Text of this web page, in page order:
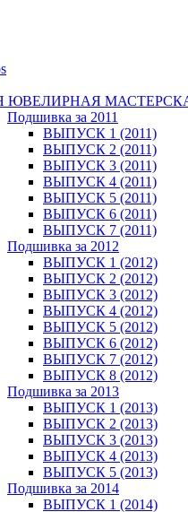
ЮВЕЛИРНАЯ
Подшивка за 2011
ВЫПУСК 1 (2011)
ВЫПУСК 2 (2011)
ВЫПУСК 3 (2011)
ВЫПУСК 4 (2011)
ВЫПУСК 5 (2011)
ВЫПУСК 6 (2011)
ВЫПУСК 7 (2011)
Подшивка за 2012
ВЫПУСК 1 (2012)
ВЫПУСК 2 (2012)
ВЫПУСК 3 (2012)
ВЫПУСК 4 (2012)
ВЫПУСК 5 (2012)
ВЫПУСК 6 (2012)
ВЫПУСК 7 (2012)
ВЫПУСК 8 (2012)
Подшивка за 2013
ВЫПУСК 1 (2013)
ВЫПУСК 2 (2013)
ВЫПУСК 3 (2013)
ВЫПУСК 4 (2013)
ВЫПУСК 5 (2013)
Подшивка за 2014
ВЫПУСК 1 (2014)